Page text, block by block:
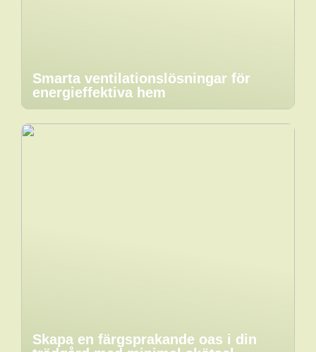
Smarta ventilationslösningar för
energieffektiva hem
Skapa en färgsprakande oas i din